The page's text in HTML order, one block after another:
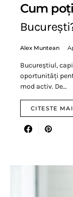
Cum
Alex Muntean
Bucureștiul,
oportunități
mod activ. De…
CITESTE